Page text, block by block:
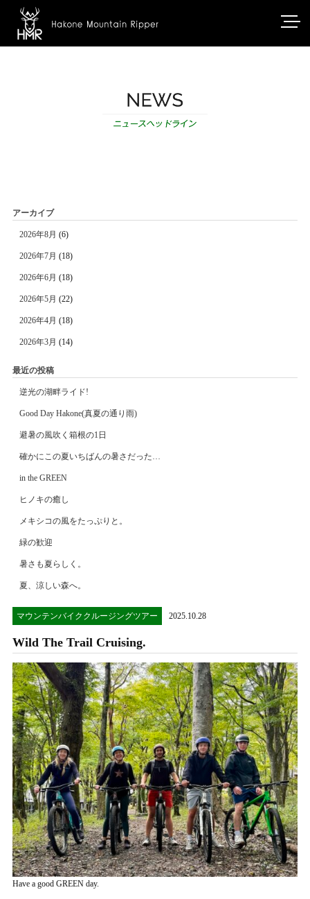
アーカイブ
2026年8月 (6)
2026年7月 (18)
2026年6月 (18)
2026年5月 (22)
2026年4月 (18)
2026年3月 (14)
最近の投稿
逆光の湖畔ライド!
Good Day Hakone(真夏の通り雨)
避暑の風吹く箱根の1日
確かにこの夏いちばんの暑さだった…
in the GREEN
ヒノキの癒し
メキシコの風をたっぷりと。
緑の歓迎
暑さも夏らしく。
夏、涼しい森へ。
マウンテンバイククルージングツアー 2025.10.28
Wild The Trail Cruising.
Have a good GREEN day.